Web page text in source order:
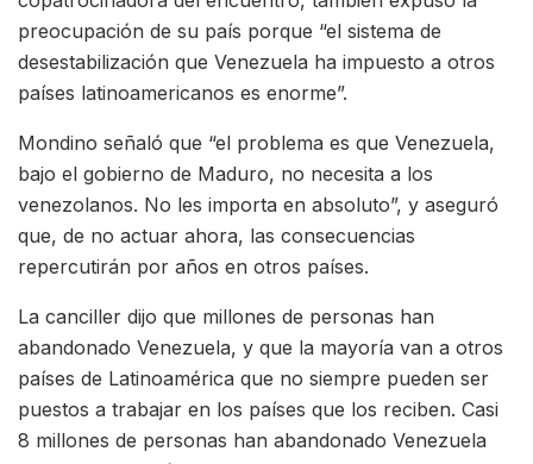
preocupación de su país porque “el sistema de
desestabilización que Venezuela ha impuesto a otros
países latinoamericanos es enorme”.
Mondino señaló que “el problema es que Venezuela,
bajo el gobierno de Maduro, no necesita a los
venezolanos. No les importa en absoluto”, y aseguró
que, de no actuar ahora, las consecuencias
repercutirán por años en otros países.
La canciller dijo que millones de personas han
abandonado Venezuela, y que la mayoría van a otros
países de Latinoamérica que no siempre pueden ser
puestos a trabajar en los países que los reciben. Casi
8 millones de personas han abandonado Venezuela